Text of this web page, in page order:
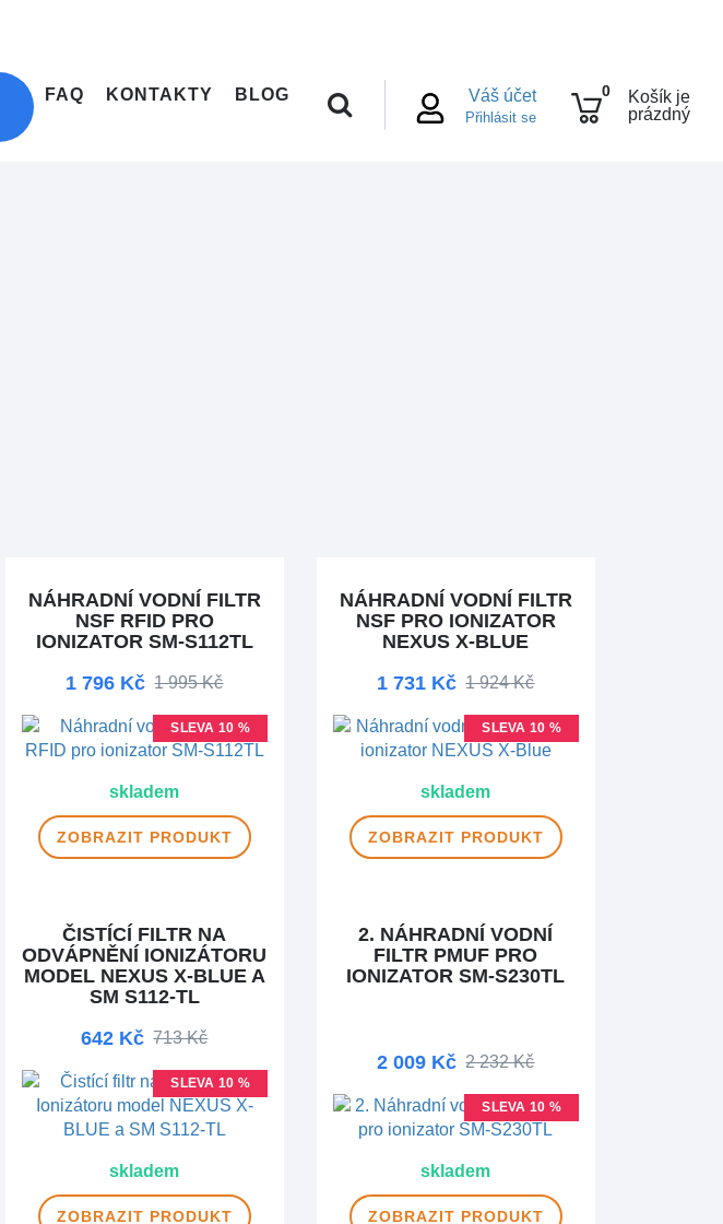
Váš účet
Přihlásit se
0
Košík je
prázdný
FAQ KONTAKTY BLOG
NÁHRADNÍ VODNÍ FILTR
NSF RFID PRO
IONIZATOR SM-S112TL
1 796 Kč 1 995 Kč
SLEVA 10 %
skladem
ZOBRAZIT PRODUKT
NÁHRADNÍ VODNÍ FILTR
NSF PRO IONIZATOR
NEXUS X-BLUE
1 731 Kč 1 924 Kč
SLEVA 10 %
skladem
ZOBRAZIT PRODUKT
ČISTÍCÍ FILTR NA
ODVÁPNĚNÍ IONIZÁTORU
MODEL NEXUS X-BLUE A
SM S112-TL
642 Kč 713 Kč
SLEVA 10 %
skladem
ZOBRAZIT PRODUKT
2. NÁHRADNÍ VODNÍ
FILTR PMUF PRO
IONIZATOR SM-S230TL
2 009 Kč 2 232 Kč
SLEVA 10 %
skladem
ZOBRAZIT PRODUKT